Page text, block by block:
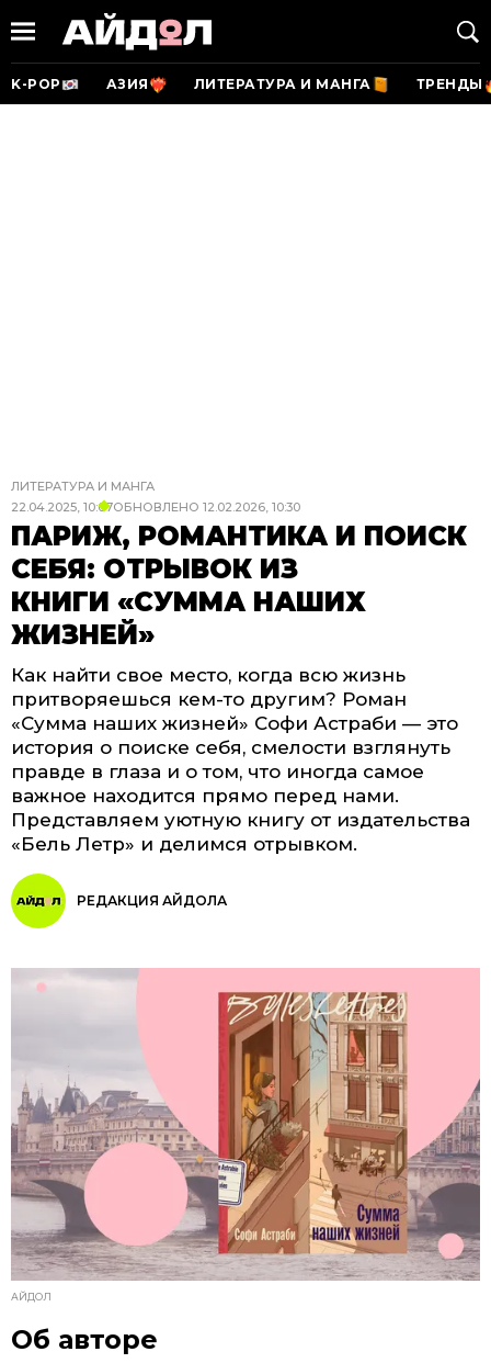
K-POP АЗИЯ ЛИТЕРАТУРА И МАНГА ТРЕНДЫ
ЛИТЕРАТУРА И МАНГА
22.04.2025, 10:07ОБНОВЛЕНО 12.02.2026, 10:30
ПАРИЖ, РОМАНТИКА И ПОИСК
СЕБЯ: ОТРЫВОК ИЗ
КНИГИ «СУММА НАШИХ
ЖИЗНЕЙ»
Как найти свое место, когда всю жизнь
притворяешься кем-то другим? Роман
«Сумма наших жизней» Софи Астраби — это
история о поиске себя, смелости взглянуть
правде в глаза и о том, что иногда самое
важное находится прямо перед нами.
Представляем уютную книгу от издательства
«Бель Летр» и делимся отрывком.
РЕДАКЦИЯ АЙДОЛА
АЙДОЛ
Об авторе